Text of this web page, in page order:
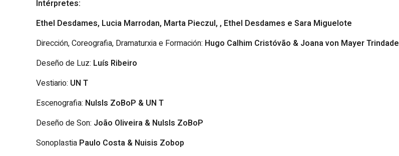
Intérpretes:
Ethel Desdames, Lucia Marrodan, Marta Pieczul, , Ethel Desdames e Sara Miguelote
Dirección, Coreografia, Dramaturxia e Formación: Hugo Calhim Cristóvão & Joana von Mayer Trindade
Deseño de Luz: Luís Ribeiro
Vestiario: UN T
Escenografia: NuIsIs ZoBoP & UN T
Deseño de Son: João Oliveira & NuIsIs ZoBoP
Sonoplastia Paulo Costa & Nuisis Zobop